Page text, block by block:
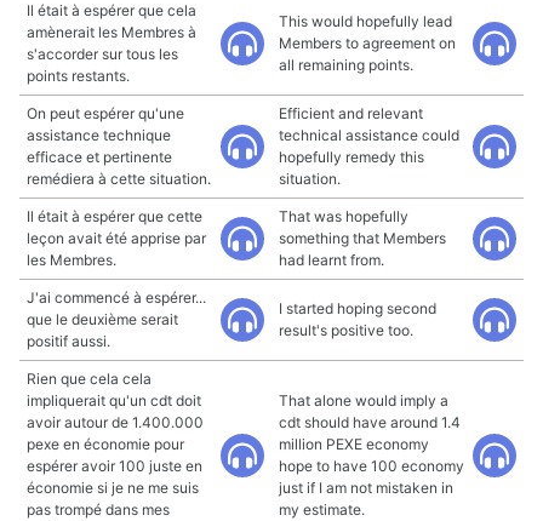
Il était à espérer que cela
amènerait les Membres à
s'accorder sur tous les
points restants.
This would hopefully lead
Members to agreement on
all remaining points.
On peut espérer qu'une
assistance technique
efficace et pertinente
remédiera à cette situation.
Efficient and relevant
technical assistance could
hopefully remedy this
situation.
Il était à espérer que cette
leçon avait été apprise par
les Membres.
That was hopefully
something that Members
had learnt from.
J'ai commencé à espérer...
que le deuxième serait
positif aussi.
I started hoping second
result's positive too.
Rien que cela cela
impliquerait qu'un cdt doit
avoir autour de 1.400.000
pexe en économie pour
espérer avoir 100 juste en
économie si je ne me suis
pas trompé dans mes
That alone would imply a
cdt should have around 1.4
million PEXE economy
hope to have 100 economy
just if I am not mistaken in
my estimate.